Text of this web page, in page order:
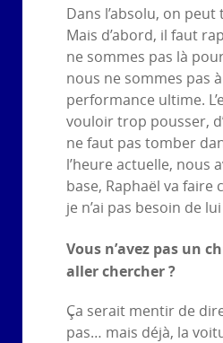
Dans l’absolu, on
Mais d’abord, il faut
ne sommes pas là
nous ne sommes pas
performance ultime.
vouloir trop pousser,
ne faut pas tomber
l’heure actuelle, nous
base, Raphaël va faire
je n’ai pas besoin de
Vous n’avez pas un
aller chercher ?
Ça serait mentir de
pas… mais déjà, la